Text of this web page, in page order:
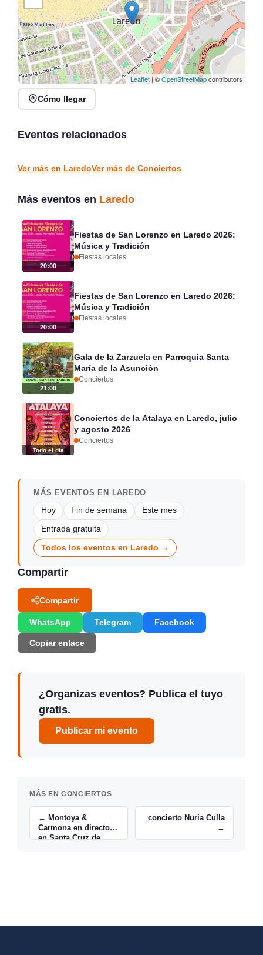
Leaflet| ©OpenStreetMapcontributors
Cómo llegar
Eventos relacionados
Sarón
Ver más en LaredoVer más de Conciertos
Más eventos en Laredo
20:00
Fiestas de San Lorenzo en Laredo 2026:
Música y Tradición
Fiestas locales
20:00
Fiestas de San Lorenzo en Laredo 2026:
Música y Tradición
Fiestas locales
21:00
Gala de la Zarzuela en Parroquia Santa
María de la Asunción
Conciertos
Todo el día
Conciertos de la Atalaya en Laredo, julio
y agosto 2026
Conciertos
MÁS EVENTOS EN LAREDO
Hoy Fin de semana Este mes
Entrada gratuita
Todos los eventos en Laredo →
Compartir
Compartir
WhatsApp Telegram Facebook
Copiar enlace
¿Organizas eventos? Publica el tuyo
gratis.
Publicar mi evento
MÁS EN CONCIERTOS
← Montoya &
Carmona en directo
en Santa Cruz de
concierto Nuria Culla
→